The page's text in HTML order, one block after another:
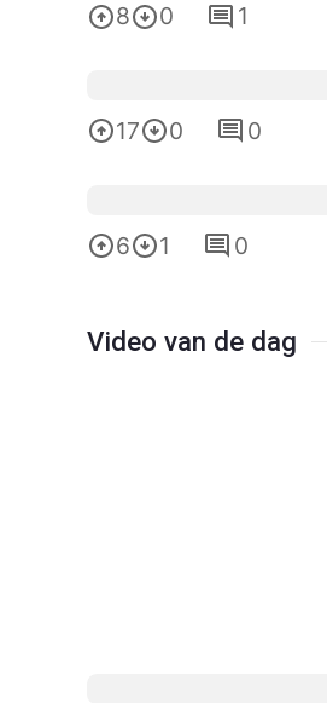
8 0 1
17 0 0
6 1 0
Video van de dag